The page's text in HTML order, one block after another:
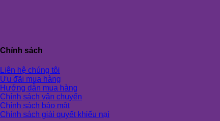
Chính sách
Liên hệ chúng tôi
Ưu đãi mua hàng
Hướng dẫn mua hàng
Chính sách vận chuyển
Chính sách bảo mật
Chính sách giải quyết khiếu nại